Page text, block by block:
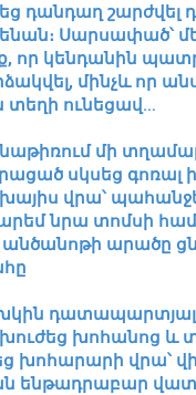
դանդաղ շարժվել
Սարսափած՝
որ կենդանին
մինչև որ
տեղի ունեցավ…
մի
սկսեց գոռալ
վրա՝
նրա տոմսի
անծանոթի արածը
խոհանոց և
խոհարարի վրա՝
ենթադրաբար վատ